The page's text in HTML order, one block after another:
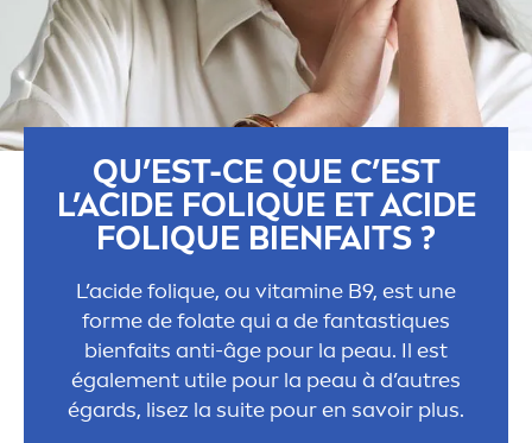
QU’EST-CE QUE C’EST
L’ACIDE FOLIQUE ET ACIDE
FOLIQUE BIENFAITS ?
L’acide folique, ou vitamine B9, est une
forme de folate qui a de fantastiques
bienfaits anti-âge pour la peau. Il est
également utile pour la peau à d’autres
égards, lisez la suite pour en savoir plus.